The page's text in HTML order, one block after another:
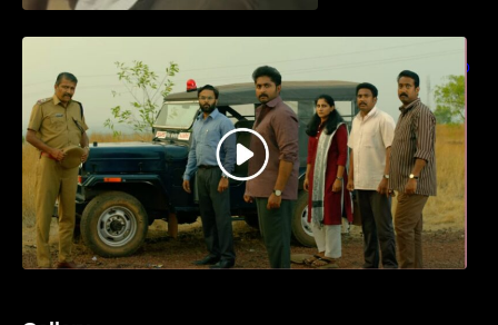
എത്തുന്ന “പാർട്നെർസ്” പ്രേക്ഷക ശ്രദ്ധ
നേടിയ ടീസർ കാണാം..